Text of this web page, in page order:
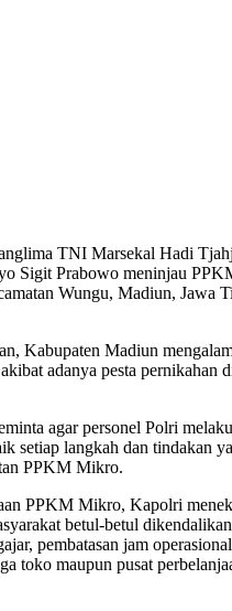
TNI Marsekal Hadi
Sigit Prabowo meninjau
Wungu, Madiun, Jawa
Kabupaten Madiun
adanya pesta pernikahan
agar personel Polri
setiap langkah dan tindakan
PPKM Mikro.
PPKM Mikro, Kapolri
betul-betul
pembatasan jam
toko maupun pusat